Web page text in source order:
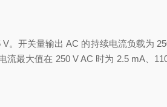
。开关量输出 AC 的持续电流负载为
最大值在 250 V AC 时为 2.5 mA、